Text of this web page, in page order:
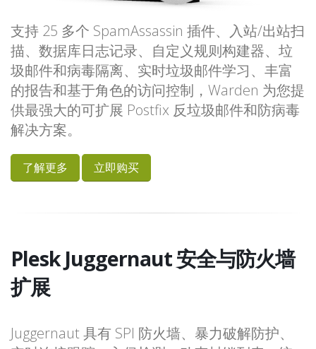
支持 25 多个 SpamAssassin 插件、入站/出站扫
描、数据库日志记录、自定义规则构建器、垃
圾邮件和病毒隔离、实时垃圾邮件学习、丰富
的报告和基于角色的访问控制，Warden 为您提
供最强大的可扩展 Postfix 反垃圾邮件和防病毒
解决方案。
了解更多 立即购买
Plesk Juggernaut 安全与防火墙
扩展
Juggernaut 具有 SPI 防火墙、暴力破解防护、